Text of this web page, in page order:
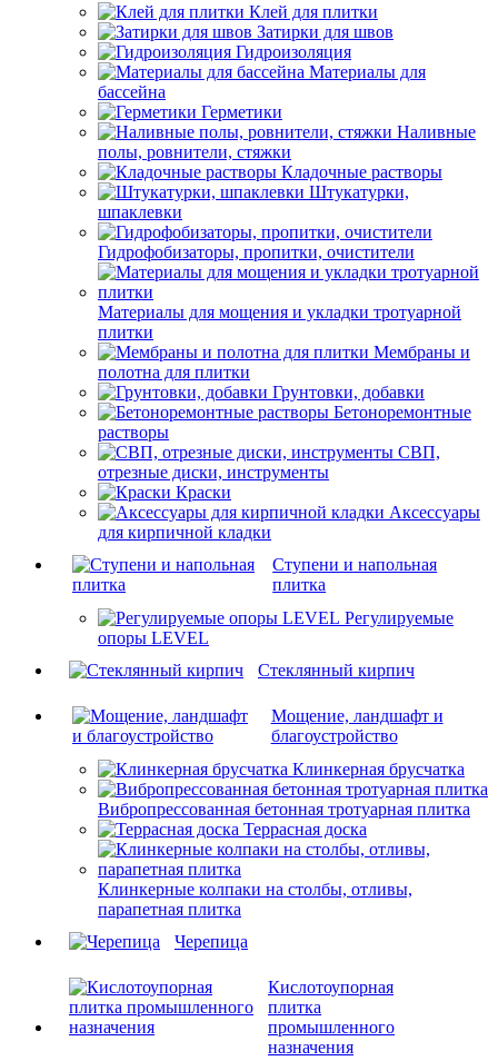
Клей для плитки
Затирки для швов
Гидроизоляция
Материалы для
бассейна
Герметики
Наливные
полы, ровнители, стяжки
Кладочные растворы
Штукатурки,
шпаклевки
Гидрофобизаторы, пропитки, очистители
Материалы для мощения и укладки тротуарной
плитки
Мембраны и
полотна для плитки
Грунтовки, добавки
Бетоноремонтные
растворы
СВП,
отрезные диски, инструменты
Краски
Аксессуары
для кирпичной кладки
Ступени и напольная
плитка
Регулируемые
опоры LEVEL
Cтеклянный кирпич
Мощение, ландшафт и
благоустройство
Клинкерная брусчатка
Вибропрессованная бетонная тротуарная плитка
Террасная доска
Клинкерные колпаки на столбы, отливы,
парапетная плитка
Черепица
Кислотоупорная
плитка
промышленного
назначения